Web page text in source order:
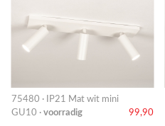
75480 · IP21 Mat wit mini
GU10 · voorradig 99,90